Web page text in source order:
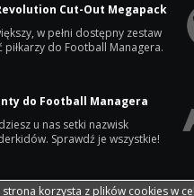
Cut-Out Megapack
w pełni dostępny zestaw
piłkarzy do Football Managera.
do Football Managera
u nas setki nazwisk
Sprawdź je wszystkie!
korzysta z plików cookies w